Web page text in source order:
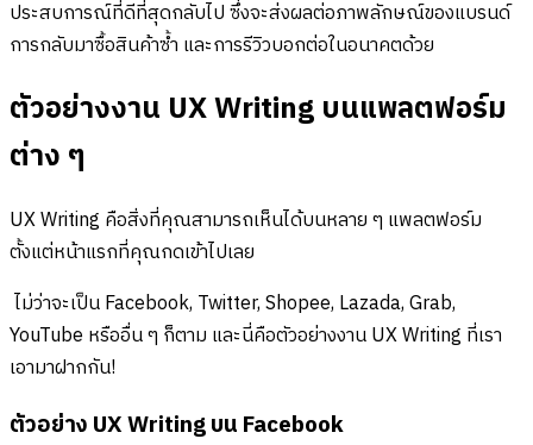
ประสบการณ์ที่ดีที่สุดกลับไป ซึ่งจะส่งผลต่อภาพลักษณ์ของแบรนด์
การกลับมาซื้อสินค้าซ้ำ และการรีวิวบอกต่อในอนาคตด้วย
ตัวอย่างงาน UX Writing บนแพลตฟอร์ม
ต่าง ๆ
UX Writing คือสิ่งที่คุณสามารถเห็นได้บนหลาย ๆ แพลตฟอร์ม
ตั้งแต่หน้าแรกที่คุณกดเข้าไปเลย
ไม่ว่าจะเป็น Facebook, Twitter, Shopee, Lazada, Grab,
YouTube หรืออื่น ๆ ก็ตาม และนี่คือตัวอย่างงาน UX Writing ที่เรา
เอามาฝากกัน!
ตัวอย่าง UX Writing บน Facebook